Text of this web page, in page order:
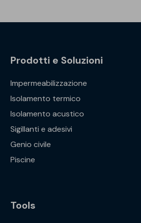
Prodotti e Soluzioni
Impermeabilizzazione
Isolamento termico
Isolamento acustico
Sigillanti e adesivi
Genio civile
Piscine
Tools